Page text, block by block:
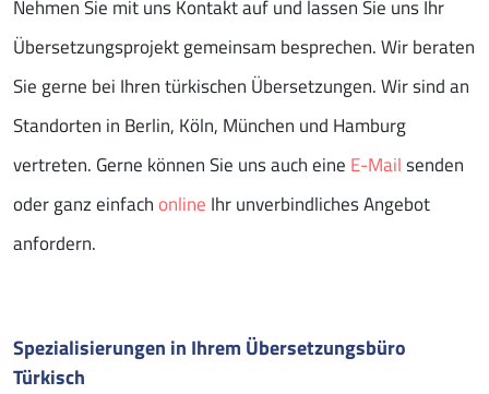
Nehmen Sie mit uns Kontakt auf und lassen Sie uns Ihr
Übersetzungsprojekt gemeinsam besprechen. Wir beraten
Sie gerne bei Ihren türkischen Übersetzungen. Wir sind an
Standorten in Berlin, Köln, München und Hamburg
vertreten. Gerne können Sie uns auch eine E-Mailsenden
oder ganz einfachonline Ihr unverbindliches Angebot
anfordern.
Spezialisierungen in Ihrem Übersetzungsbüro
Türkisch